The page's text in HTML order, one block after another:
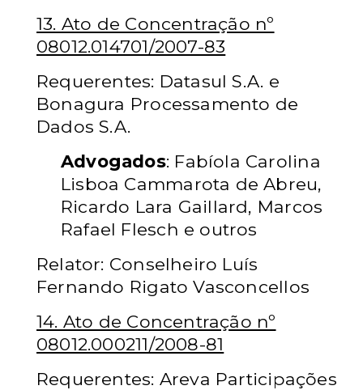
13. Ato de Concentração nº
08012.014701/2007-83
Requerentes: Datasul S.A. e
Bonagura Processamento de
Dados S.A.
Advogados: Fabíola Carolina
Lisboa Cammarota de Abreu,
Ricardo Lara Gaillard, Marcos
Rafael Flesch e outros
Relator: Conselheiro Luís
Fernando Rigato Vasconcellos
14. Ato de Concentração nº
08012.000211/2008-81
Requerentes: Areva Participações